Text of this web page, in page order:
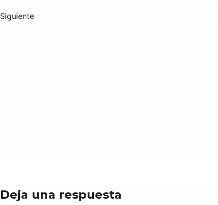
Siguiente
Deja una respuesta